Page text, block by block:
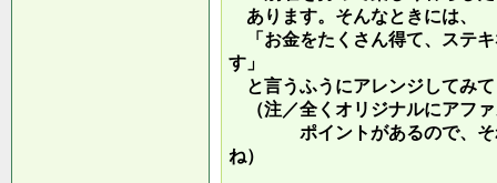
あります。そんなときには、
「お金をたくさん得て、ステ
す」
と言うふうにアレンジしてみ
（注／全くオリジナルにアフ
ポイントがあるので、それ
ね）